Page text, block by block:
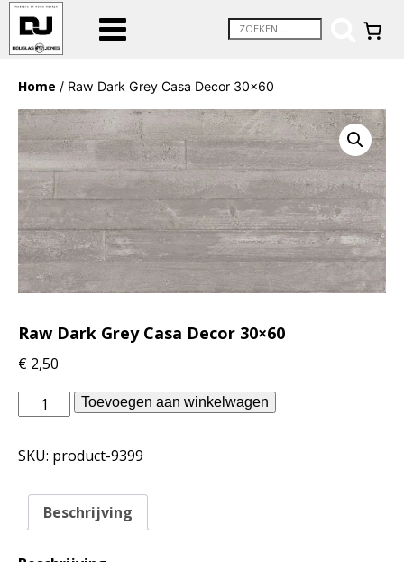
Home / Raw Dark Grey Casa Decor 30×60
Raw Dark Grey Casa Decor 30×60
€ 2,50
vtwonen
binnentegels
Raw
Grey
Casa
Toevoegen aan winkelwagen
SKU: product-9399
Beschrijving